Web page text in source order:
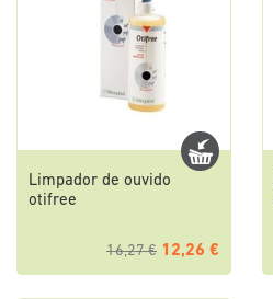
Limpador de ouvido
otifree
16,27 € 12,26 €